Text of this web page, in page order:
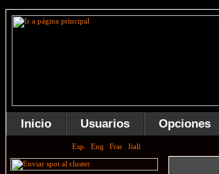
Inicio Usuarios Opciones